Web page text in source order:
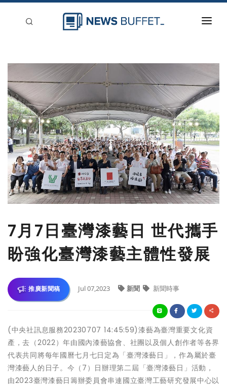
新聞稿分類
刊登
7月7日臺灣漆藝日 世代攜手
盼強化臺灣漆藝主體性發展
推廣新聞稿 Jul 07,2023 新聞 新聞時事
(中央社訊息服務20230707 14:45:59)漆藝為臺灣重要文化資
產，去（2022）年由國內漆藝協會、社團以及個人創作者等各界
代表共同將每年國曆七月七日定為「臺灣漆藝日」，作為屬於臺
灣漆藝人的日子。今（7）日辦理第二屆「臺灣漆藝日」活動，
由2023臺灣漆藝日籌辦委員會串連國立臺灣工藝研究發展中心以